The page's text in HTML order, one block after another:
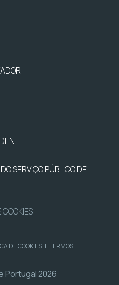
SERVIÇO PÚBLICO DE
DE COOKIES | TERMOS E
Portugal 2026